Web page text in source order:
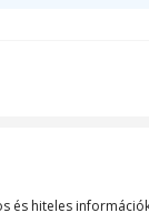
hiteles